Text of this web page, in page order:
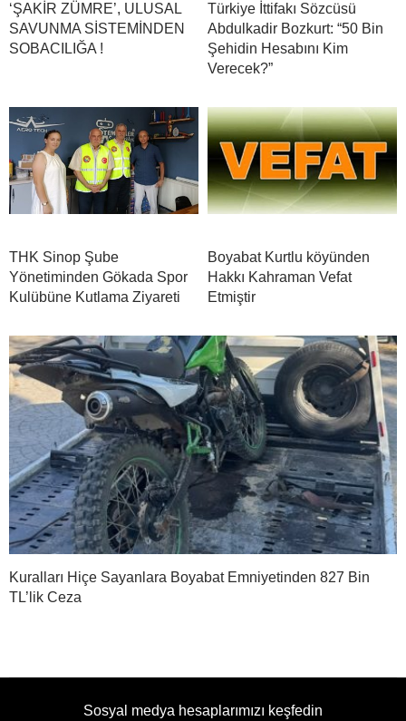
‘ŞAKİR ZÜMRE’, ULUSAL
SAVUNMA SİSTEMİNDEN
SOBACILIĞA !
Türkiye İttifakı Sözcüsü
Abdulkadir Bozkurt: “50 Bin
Şehidin Hesabını Kim
Verecek?”
THK Sinop Şube
Yönetiminden Gökada Spor
Kulübüne Kutlama Ziyareti
Boyabat Kurtlu köyünden
Hakkı Kahraman Vefat
Etmiştir
Kuralları Hiçe Sayanlara Boyabat Emniyetinden 827 Bin
TL’lik Ceza
Sosyal medya hesaplarımızı keşfedin